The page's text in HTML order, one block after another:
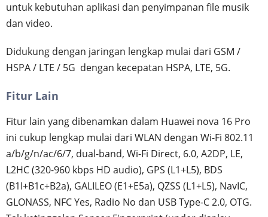
untuk kebutuhan aplikasi dan penyimpanan file musik
dan video.
Didukung dengan jaringan lengkap mulai dari GSM /
HSPA / LTE / 5G dengan kecepatan HSPA, LTE, 5G.
Fitur Lain
Fitur lain yang dibenamkan dalam Huawei nova 16 Pro
ini cukup lengkap mulai dari WLAN dengan Wi-Fi 802.11
a/b/g/n/ac/6/7, dual-band, Wi-Fi Direct, 6.0, A2DP, LE,
L2HC (320-960 kbps HD audio), GPS (L1+L5), BDS
(B1I+B1c+B2a), GALILEO (E1+E5a), QZSS (L1+L5), NavIC,
GLONASS, NFC Yes, Radio No dan USB Type-C 2.0, OTG.